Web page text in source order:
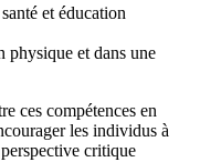
et éducation
physique et dans une
ces compétences en
les individus à
critique